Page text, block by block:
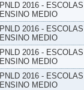
PNLD 2016 -
ENSINO MEDIO
PNLD 2016 -
ENSINO MEDIO
PNLD 2016 -
ENSINO MEDIO
PNLD 2016 -
ENSINO MEDIO